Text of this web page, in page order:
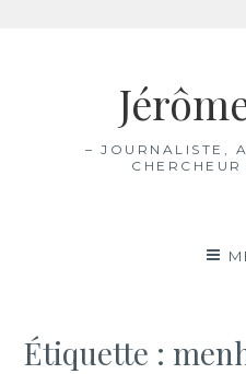
– JOURNALISTE,
Étiquette :